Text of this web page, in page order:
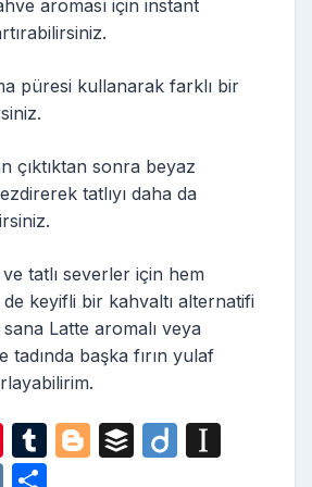
aroması için instant
püresi kullanarak farklı bir
çıktıktan sonra beyaz
tatlıyı daha da
tatlı severler için hem
keyifli bir kahvaltı alternatifi
Latte aromalı veya
tadında başka fırın yulaf
Pi
nt
T
Bl B
Di